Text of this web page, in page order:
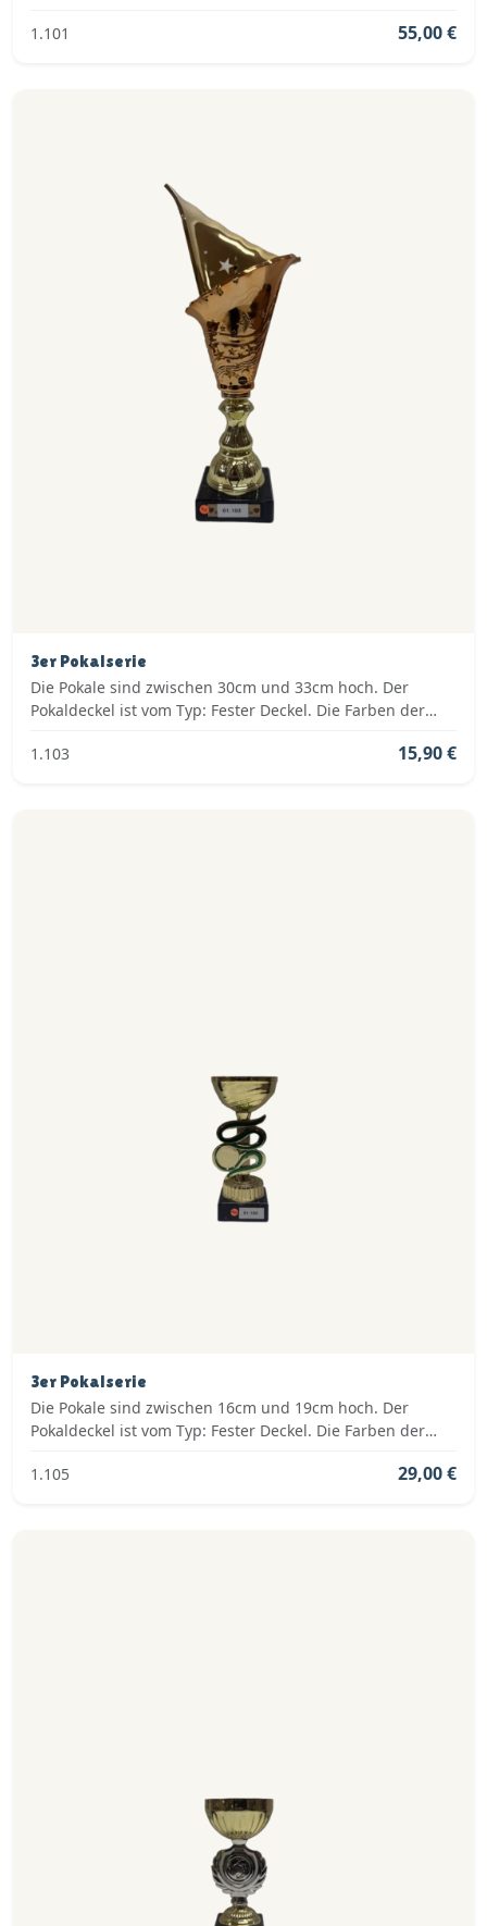
1.101
55,00 €
3er Pokalserie
Die Pokale sind zwischen 30cm und 33cm hoch. Der
Pokaldeckel ist vom Typ: Fester Deckel. Die Farben der
1.103
15,90 €
3er Pokalserie
Die Pokale sind zwischen 16cm und 19cm hoch. Der
Pokaldeckel ist vom Typ: Fester Deckel. Die Farben der
1.105
29,00 €